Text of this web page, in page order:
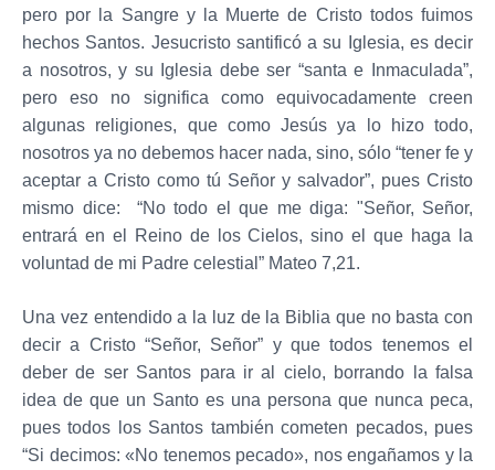
pero por la Sangre y la Muerte de Cristo todos fuimos
hechos Santos. Jesucristo santificó a su Iglesia, es decir
a nosotros, y su Iglesia debe ser “santa e Inmaculada”,
pero eso no significa como equivocadamente creen
algunas religiones, que como Jesús ya lo hizo todo,
nosotros ya no debemos hacer nada, sino, sólo “tener fe y
aceptar a Cristo como tú Señor y salvador”, pues Cristo
mismo dice: “No todo el que me diga: "Señor, Señor,
entrará en el Reino de los Cielos, sino el que haga la
voluntad de mi Padre celestial” Mateo 7,21.
Una vez entendido a la luz de la Biblia que no basta con
decir a Cristo “Señor, Señor” y que todos tenemos el
deber de ser Santos para ir al cielo, borrando la falsa
idea de que un Santo es una persona que nunca peca,
pues todos los Santos también cometen pecados, pues
“Si decimos: «No tenemos pecado», nos engañamos y la